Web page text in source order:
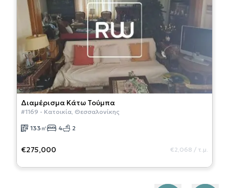
Διαμέρισμα Κάτω Τούμπα
#1169 - Κατοικία, Θεσσαλονίκης
133 ㎡ 4 2
€275,000 €2,068 / τ.μ.